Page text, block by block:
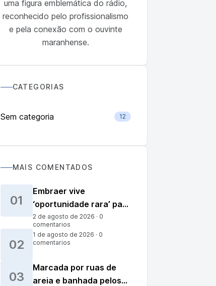
uma figura emblemática do rádio,
reconhecido pelo profissionalismo
e pela conexão com o ouvinte
maranhense.
CATEGORIAS
Sem categoria 12
MAIS COMENTADOS
01
Embraer vive
‘oportunidade rara’ para
desafiar Airbus e
Boeing, diz The
Economist
2 de agosto de 2026 · 0
comentarios
02
1 de agosto de 2026 · 0
comentarios
03
Marcada por ruas de
areia e banhada pelos